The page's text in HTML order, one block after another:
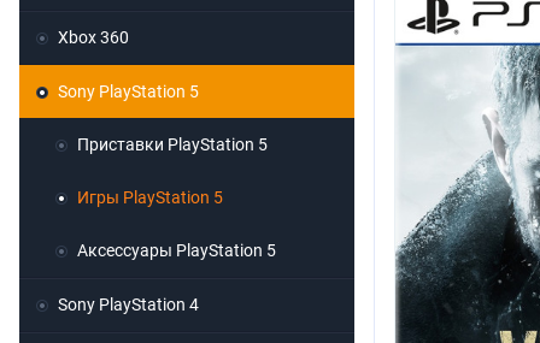
Xbox 360
Sony PlayStation 5
Приставки PlayStation 5
Игры PlayStation 5
Аксессуары PlayStation 5
Sony PlayStation 4